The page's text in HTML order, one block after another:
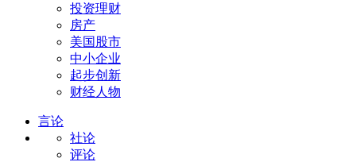
投资理财
房产
美国股市
中小企业
起步创新
财经人物
言论
社论
评论